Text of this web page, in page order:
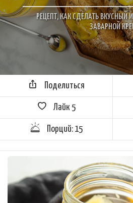
РЕЦЕПТ, КАК СДЕЛАТЬ ВКУСНЫЙ
ЗАВАРНОЙ
Поделиться
Лайк 5
Порций: 15